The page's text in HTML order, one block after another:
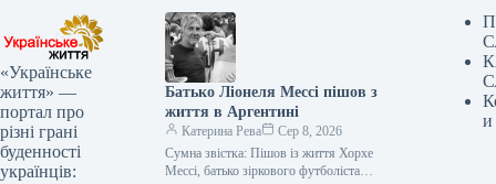
«Українське
життя» —
портал про
різні грані
буденності
українців:
Батько Ліонеля Мессі пішов з
життя в Аргентині
Катерина Рева
Сер 8, 2026
Сумна звістка: Пішов із життя Хорхе
Мессі, батько зіркового футболіста
и